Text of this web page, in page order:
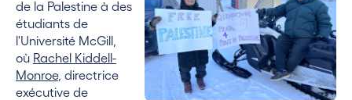
de la Palestine à des
étudiants de
l'Université McGill,
où Rachel Kiddell-
Monroe, directrice
exécutive de